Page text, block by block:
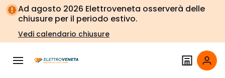
Vai alla
navigazione
Vai
alla
pagina
Ad agosto 2026 Elettroveneta osserverà delle
chiusure per il periodo estivo.
Vedi calendario chiusure